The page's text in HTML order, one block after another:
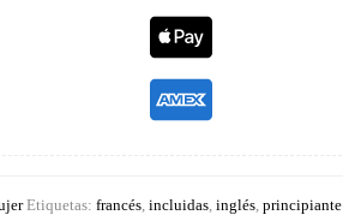
Etiquetas: francés incluidas inglés principiante